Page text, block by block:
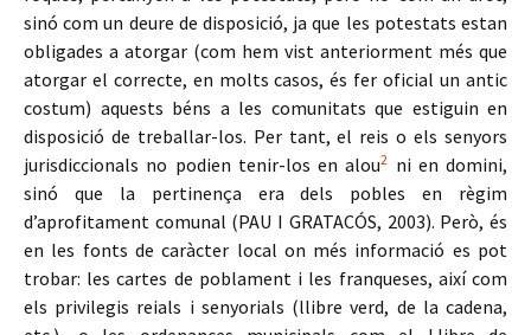
sinó com un deure de disposició, ja que les potestats estan
obligades a atorgar (com hem vist anteriorment més que
atorgar el correcte, en molts casos, és fer oficial un antic
costum) aquests béns a les comunitats que estiguin en
disposició de treballar-los. Per tant, el reis o els senyors
jurisdiccionals no podien tenir-los en alou2 ni en domini,
sinó que la pertinença era dels pobles en règim
d’aprofitament comunal (PAU I GRATACÓS, 2003). Però, és
en les fonts de caràcter local on més informació es pot
trobar: les cartes de poblament i les franqueses, així com
els privilegis reials i senyorials (llibre verd, de la cadena,